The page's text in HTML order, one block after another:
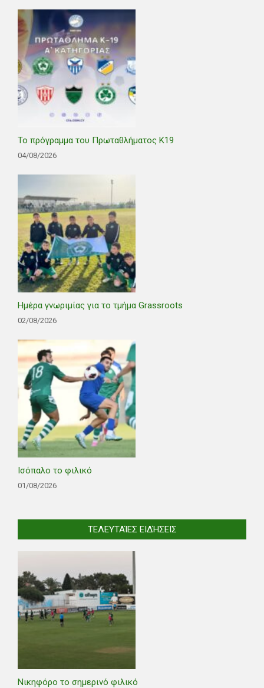
Το πρόγραμμα του Πρωταθλήματος Κ19
04/08/2026
Ημέρα γνωριμίας για το τμήμα Grassroots
02/08/2026
Ισόπαλο το φιλικό
01/08/2026
ΤΕΛΕΥΤΑΊΕΣ ΕΙΔΉΣΕΙΣ
Νικηφόρο το σημερινό φιλικό